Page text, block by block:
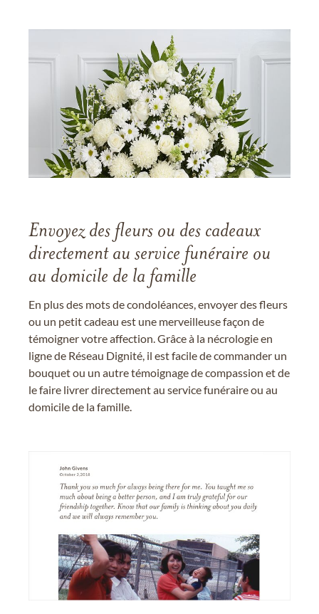
Envoyez des fleurs ou des cadeaux
directement au service funéraire ou
au domicile de la famille
En plus des mots de condoléances, envoyer des fleurs
ou un petit cadeau est une merveilleuse façon de
témoigner votre affection. Grâce à la nécrologie en
ligne de Réseau Dignité, il est facile de commander un
bouquet ou un autre témoignage de compassion et de
le faire livrer directement au service funéraire ou au
domicile de la famille.